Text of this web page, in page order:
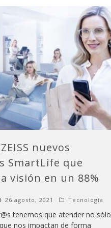
nuevos
SmartLife que
visión en un 88%
26 agosto, 2021 Tecnología
tenemos que atender no sólo
nos impactan de forma